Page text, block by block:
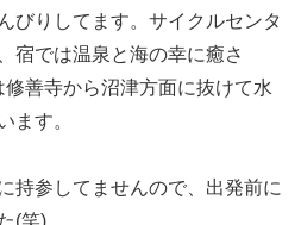
びりしてます。サイクルセンタ
宿では温泉と海の幸に癒さ
善寺から沼津方面に抜けて水
ます。
持参してませんので、出発前に
(笑)